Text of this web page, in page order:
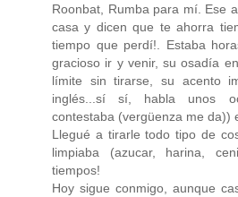
Roonbat, Rumba para mí. Ese
casa y dicen que te ahorra
tiempo que perdí!. Estaba
gracioso ir y venir, su osadía
límite sin tirarse, su acento
inglés...sí sí, habla unos
contestaba (vergüenza me da))
Llegué a tirarle todo tipo de
limpiaba (azucar, harina,
tiempos!
Hoy sigue conmigo, aunque